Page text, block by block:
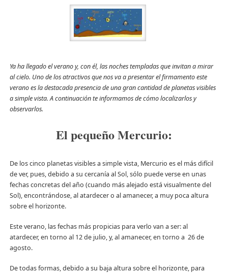
Ya ha llegado el verano y, con él, las noches templadas que invitan a mirar
al cielo. Uno de los atractivos que nos va a presentar el firmamento este
verano es la destacada presencia de una gran cantidad de planetas visibles
a simple vista. A continuación te informamos de cómo localizarlos y
observarlos.
El pequeño Mercurio:
De los cinco planetas visibles a simple vista, Mercurio es el más difícil
de ver, pues, debido a su cercanía al Sol, sólo puede verse en unas
fechas concretas del año (cuando más alejado está visualmente del
Sol), encontrándose, al atardecer o al amanecer, a muy poca altura
sobre el horizonte.
Este verano, las fechas más propicias para verlo van a ser: al
atardecer, en torno al 12 de julio, y, al amanecer, en torno a 26 de
agosto.
De todas formas, debido a su baja altura sobre el horizonte, para